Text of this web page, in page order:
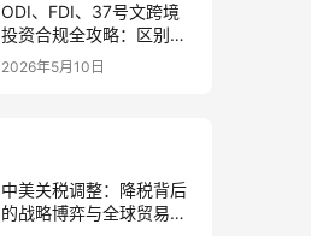
ODI、FDI、37号文跨境
投资合规全攻略：区别、
备案流程与政策详解（附
常见问题）
2026年5月10日
中美关税调整：降税背后
的战略博弈与全球贸易新